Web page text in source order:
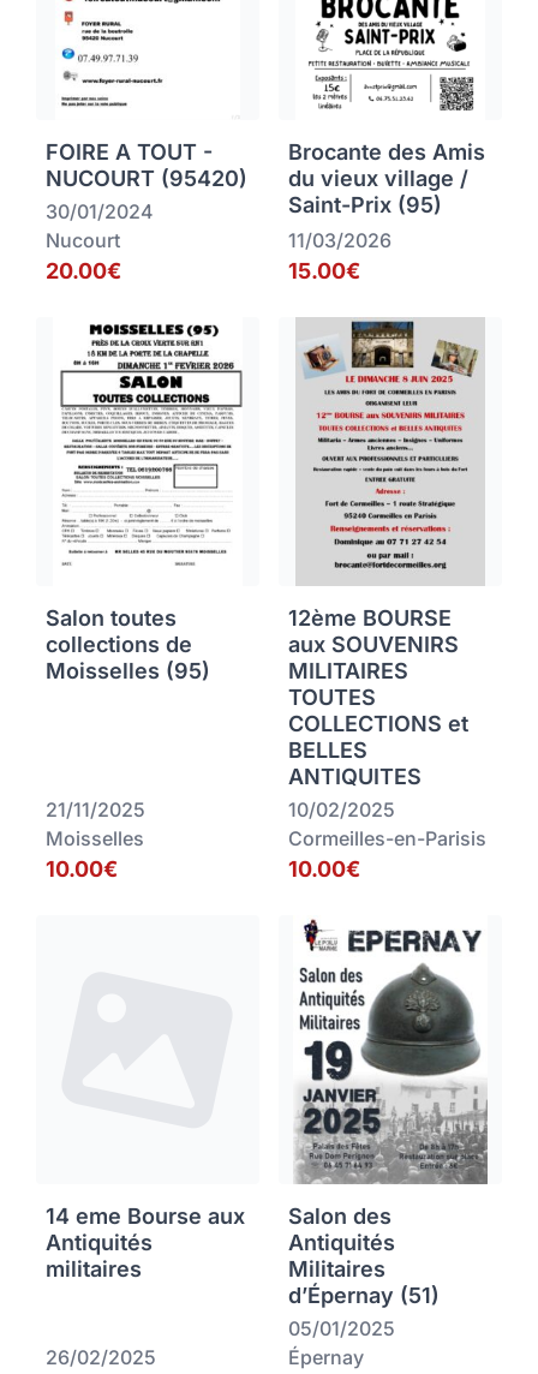
FOIRE A TOUT -
NUCOURT (95420)
30/01/2024
Nucourt
20.00€
Brocante des Amis
du vieux village /
Saint-Prix (95)
11/03/2026
15.00€
Salon toutes
collections de
Moisselles (95)
21/11/2025
Moisselles
10.00€
12ème BOURSE
aux SOUVENIRS
MILITAIRES
TOUTES
COLLECTIONS et
BELLES
ANTIQUITES
10/02/2025
Cormeilles-en-Parisis
10.00€
14 eme Bourse aux
Antiquités
militaires
26/02/2025
Salon des
Antiquités
Militaires
d’Épernay (51)
05/01/2025
Épernay